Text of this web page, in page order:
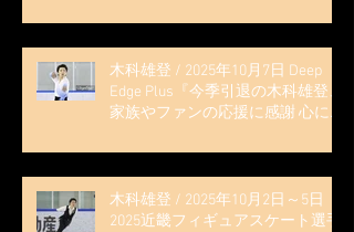
木科雄登 / 2025年10月7日 Deep
Edge Plus『今季引退の木科雄登、
家族やファンの応援に感謝 心に響
見に来て」』
木科雄登 / 2025年10月2日～5日
2025近畿フィギュアスケート選手